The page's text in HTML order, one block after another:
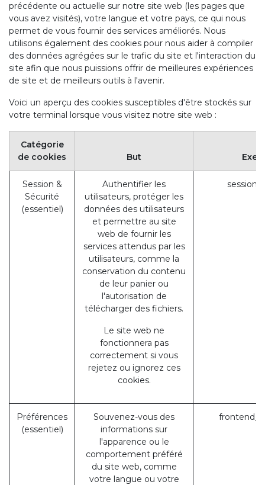
précédente ou actuelle sur notre site web (les pages que
vous avez visités), votre langue et votre pays, ce qui nous
permet de vous fournir des services améliorés. Nous
utilisons également des cookies pour nous aider à compiler
des données agrégées sur le trafic du site et l'interaction du
site afin que nous puissions offrir de meilleures expériences
de site et de meilleurs outils à l'avenir.
Voici un aperçu des cookies susceptibles d'être stockés sur
votre terminal lorsque vous visitez notre site web :
Catégorie
de cookies
But
Session &
Sécurité
(essentiel)
Authentifier les
utilisateurs, protéger les
données des utilisateurs
et permettre au site
web de fournir les
services attendus par les
utilisateurs, comme la
conservation du contenu
de leur panier ou
l'autorisation de
télécharger des fichiers.
Le site web ne
fonctionnera pas
correctement si vous
rejetez ou ignorez ces
cookies.
Préférences
(essentiel)
Souvenez-vous des
informations sur
l'apparence ou le
comportement préféré
du site web, comme
votre langue ou votre